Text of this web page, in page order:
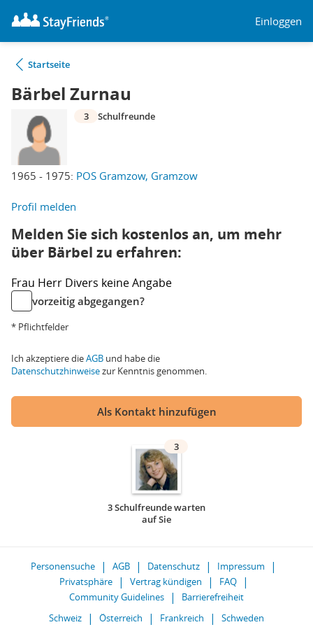
Einloggen
Startseite
Bärbel Zurnau
1965 - 1975: POS Gramzow, Gramzow
3 Schulfreunde
Profil melden
Melden Sie sich kostenlos an, um mehr
über Bärbel zu erfahren:
Frau Herr Divers keine Angabe
vorzeitig abgegangen?
* Pflichtfelder
Ich akzeptiere dieAGB und habe die
Datenschutzhinweisezur Kenntnis genommen.
Als Kontakt hinzufügen
3
3 Schulfreunde warten
auf Sie
Personensuche AGB Datenschutz
Impressum
Privatsphäre
Vertrag kündigen
FAQ
Community Guidelines
Barrierefreiheit
Schweiz
Österreich Frankreich Schweden